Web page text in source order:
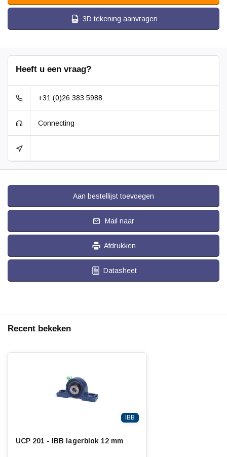
3D tekening aanvragen
Heeft u een vraag?
+31 (0)26 383 5988
Connecting
Aan bestellijst toevoegen
Mail naar
Afdrukken
Datasheet
Recent bekeken
IBB
UCP 201 - IBB lagerblok 12 mm